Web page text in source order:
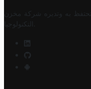
به وتديره
شركة مخزن
التكنولوجيا